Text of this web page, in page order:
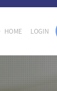
HOME LOGIN